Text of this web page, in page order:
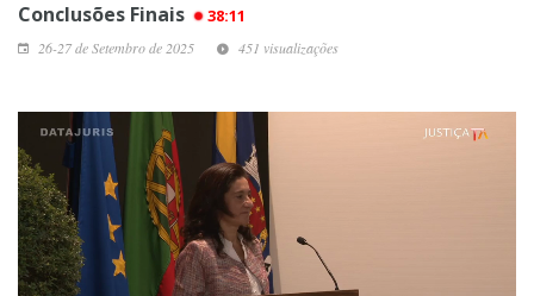
Conclusões Finais 38:11
26-27 de Setembro de 2025 451 visualizações